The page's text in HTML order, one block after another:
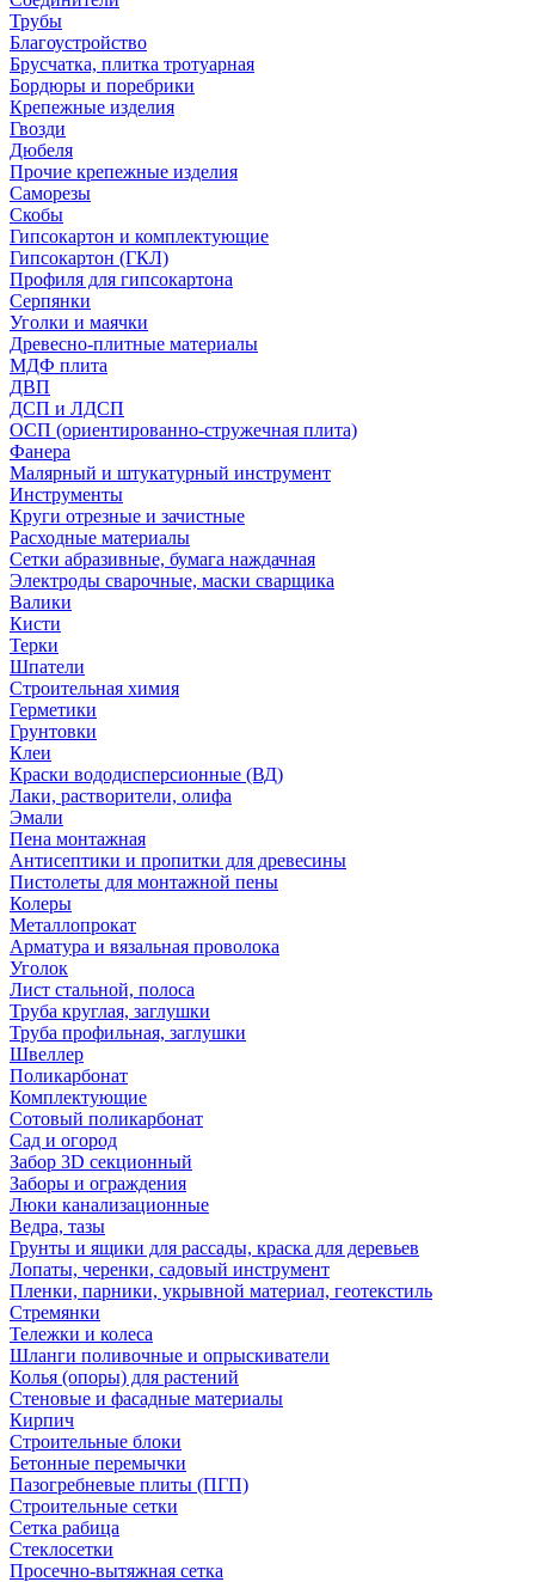
Трубы
Благоустройство
Брусчатка, плитка тротуарная
Бордюры и поребрики
Крепежные изделия
Гвозди
Дюбеля
Прочие крепежные изделия
Саморезы
Скобы
Гипсокартон и комплектующие
Гипсокартон (ГКЛ)
Профиля для гипсокартона
Серпянки
Уголки и маячки
Древесно-плитные материалы
МДФ плита
ДВП
ДСП и ЛДСП
ОСП (ориентированно-стружечная плита)
Фанера
Малярный и штукатурный инструмент
Инструменты
Круги отрезные и зачистные
Расходные материалы
Сетки абразивные, бумага наждачная
Электроды сварочные, маски сварщика
Валики
Кисти
Терки
Шпатели
Строительная химия
Герметики
Грунтовки
Клеи
Краски вододисперсионные (ВД)
Лаки, растворители, олифа
Эмали
Пена монтажная
Антисептики и пропитки для древесины
Пистолеты для монтажной пены
Колеры
Металлопрокат
Арматура и вязальная проволока
Уголок
Лист стальной, полоса
Труба круглая, заглушки
Труба профильная, заглушки
Швеллер
Поликарбонат
Комплектующие
Сотовый поликарбонат
Сад и огород
Забор 3D секционный
Заборы и ограждения
Люки канализационные
Ведра, тазы
Грунты и ящики для рассады, краска для деревьев
Лопаты, черенки, садовый инструмент
Пленки, парники, укрывной материал, геотекстиль
Стремянки
Тележки и колеса
Шланги поливочные и опрыскиватели
Колья (опоры) для растений
Стеновые и фасадные материалы
Кирпич
Строительные блоки
Бетонные перемычки
Пазогребневые плиты (ПГП)
Строительные сетки
Сетка рабица
Стеклосетки
Просечно-вытяжная сетка